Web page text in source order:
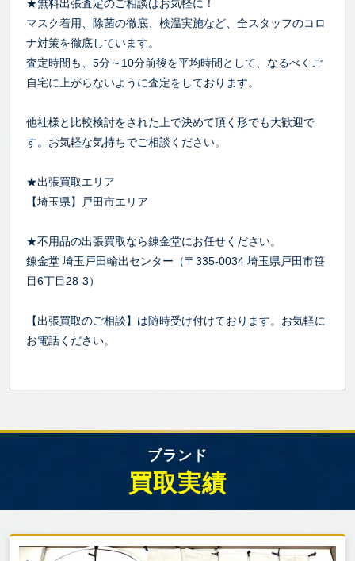
★無料出張査定のご相談はお気軽に！
マスク着用、除菌の徹底、検温実施など、全スタッフのコロ
ナ対策を徹底しています。
査定時間も、5分～10分前後を平均時間として、なるべくご
自宅に上がらないように査定をしております。
他社様と比較検討をされた上で決めて頂く形でも大歓迎で
す。お気軽な気持ちでご相談ください。
★出張買取エリア
【埼玉県】戸田市エリア
★不用品の出張買取なら錬金堂にお任せください。
錬金堂 埼玉戸田輸出センター（〒335-0034 埼玉県戸田市笹
目6丁目28-3）
【出張買取のご相談】は随時受け付けております。お気軽に
お電話ください。
ブランド
買取実績